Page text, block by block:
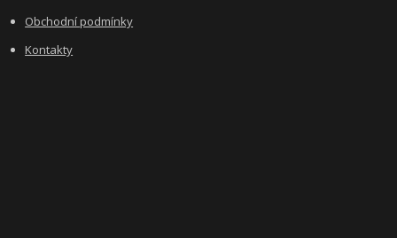
Obchodní podmínky
Kontakty